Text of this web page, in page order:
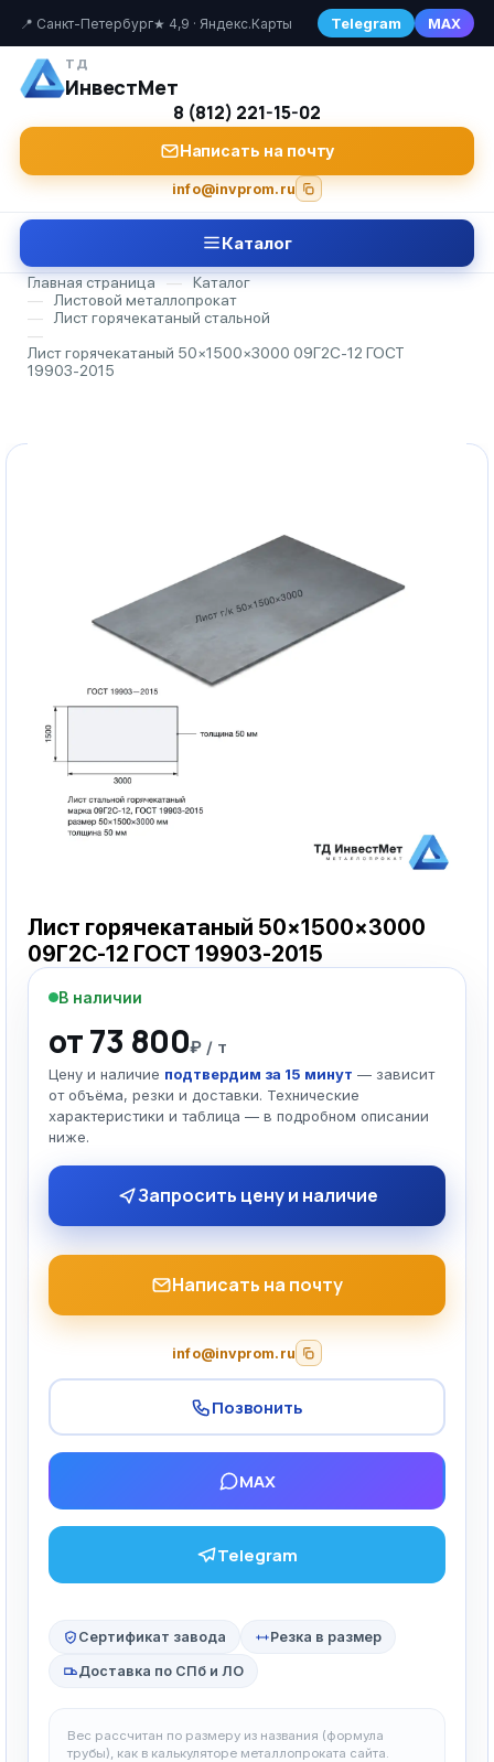
📍 Санкт-Петербург★ 4,9 · Яндекс.Карты Telegram MAX
ТД
ИнвестМет
8 (812) 221-15-02
Написать на почту
info@invprom.ru
Каталог
Главная страница —
Каталог
—
Листовой металлопрокат
—
Лист горячекатаный стальной
—
Лист горячекатаный 50×1500×3000 09Г2С-12 ГОСТ
19903-2015
Лист горячекатаный 50×1500×3000
09Г2С-12 ГОСТ 19903-2015
В наличии
от 73 800₽ / т
Цену и наличие подтвердим за 15 минут — зависит
от объёма, резки и доставки. Технические
характеристики и таблица — в подробном описании
ниже.
Запросить цену и наличие
Написать на почту
info@invprom.ru
Позвонить
MAX
Telegram
Сертификат завода Резка в размер
Доставка по СПб и ЛО
Вес рассчитан по размеру из названия (формула
трубы), как в калькуляторе металлопроката сайта.